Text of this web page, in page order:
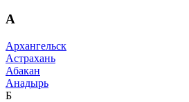
А
Архангельск
Астрахань
Абакан
Анадырь
Б